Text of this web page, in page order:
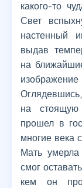
какого-то
Свет
настенный
выдав
на
на стоящую
прошел в
многие века
Мать
смог
кем он